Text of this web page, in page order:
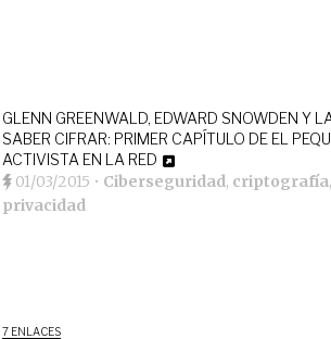
GLENN GREENWALD, EDWARD SNOWDEN Y
SABER CIFRAR: PRIMER CAPÍTULO DE EL
ACTIVISTA EN LA RED
01/03/2015 • Ciberseguridad, criptografía
privacidad
7 ENLACES